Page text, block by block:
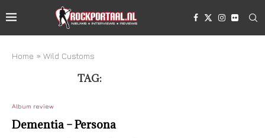
Home » Wild Customs
TAG:
Album review
Dementia – Persona